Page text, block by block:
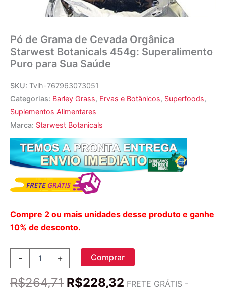
Pó de Grama de Cevada Orgânica
Starwest Botanicals 454g: Superalimento
Puro para Sua Saúde
SKU: Tvlh-767963073051
Categorias: Barley Grass, Ervas e Botânicos, Superfoods,
Suplementos Alimentares
Marca: Starwest Botanicals
Compre 2 ou mais unidades desse produto e ganhe
10% de desconto.
-
de
+ Comprar
R$264,71 O
R$228,32 O
FRETE GRÁTIS -